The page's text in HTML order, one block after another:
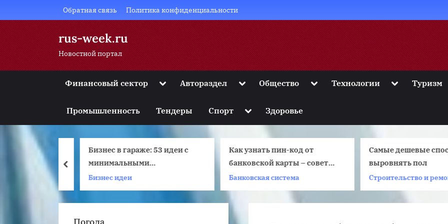
to
Обратная связь Политика конфиденциальности
rus-week.ru
Новостной портал
Финансовый сектор Toggle
menu
Toggle
menu
Toggle
sub-
Автораздел ToggleОбщество ToggleТехнологии ToggleТуризм
Промышленность Тендеры Спорт Toggle
menu
Здоровье
Бизнес в гараже: 53 идеи с
минимальными
вложениями
Бизнес идеи
Как узнать пин-код от
банковской карты – советы
и решения
Банковская система
Самые дешевые
выровнять пол
Строительство и ремонт
prev